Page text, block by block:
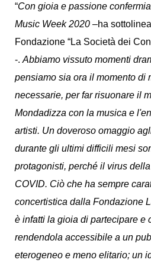
“Con gioia e passione
Music Week 2020 –ha
Fondazione “La Società dei
-. Abbiamo vissuto momenti
pensiamo sia ora il momento di
necessarie, per far risuonare il
Mondadizza con la musica e
artisti. Un doveroso omaggio
durante gli ultimi difficili mesi
protagonisti, perché il virus
COVID. Ciò che ha sempre
concertistica dalla Fondazione
è infatti la gioia di partecipare e
rendendola accessibile a un
eterogeneo e meno elitario; un